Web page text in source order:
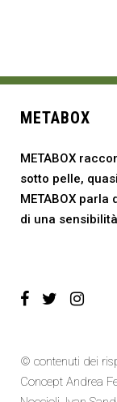
METABOX
METABOX
sotto pelle,
METABOX
di una
© contenuti dei
Concept Andrea